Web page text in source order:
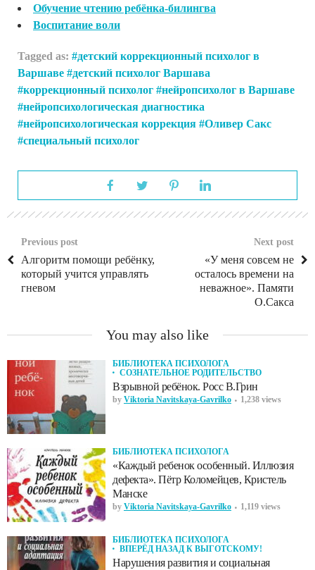
Обучение чтению ребёнка-билингва
Воспитание воли
Tagged as:
детский коррекционный психолог в
Варшаве
детский психолог Варшава
коррекционный психолог
нейропсихолог в Варшаве
нейропсихологическая диагностика
нейропсихологическая коррекция
Оливер Сакс
специальный психолог
Previous post
Алгоритм помощи ребёнку,
который учится управлять
гневом
Next post
«У меня совсем не
осталось времени на
неважное». Памяти
О.Сакса
You may also like
БИБЛИОТЕКА ПСИХОЛОГА
СОЗНАТЕЛЬНОЕ РОДИТЕЛЬСТВО
Взрывной ребёнок. Росс В.Грин
by Viktoria Navitskaya-Gavrilko 1,238 views
БИБЛИОТЕКА ПСИХОЛОГА
«Каждый ребенок особенный. Иллюзия
дефекта». Пётр Коломейцев, Кристель
Манске
by Viktoria Navitskaya-Gavrilko 1,119 views
БИБЛИОТЕКА ПСИХОЛОГА
ВПЕРЁД НАЗАД К ВЫГОТСКОМУ!
Нарушения развития и социальная